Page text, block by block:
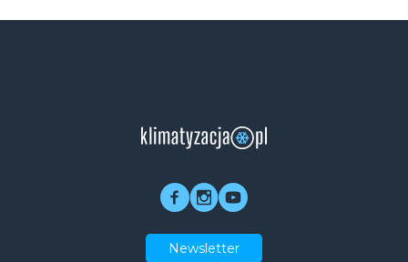
Newsletter